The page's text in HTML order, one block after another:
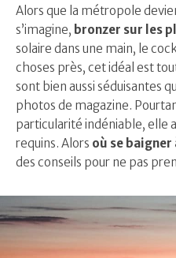
Alors que la métropole
s’imagine, bronzer sur les
solaire dans une main, le
choses près, cet idéal est
sont bien aussi séduisantes
photos de magazine.
particularité indéniable, elle
requins. Alors où se baigner
des conseils pour ne pas